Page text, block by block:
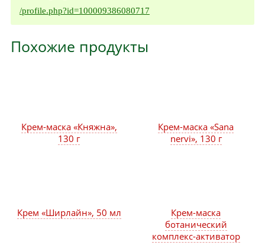
/profile.php?id=100009386080717
Похожие продукты
Крем-маска «Княжна»,
130 г
Крем-маска «Sana
nervi», 130 г
Крем-маска
ботанический
комплекс-активатор
Крем «Ширлайн», 50 мл